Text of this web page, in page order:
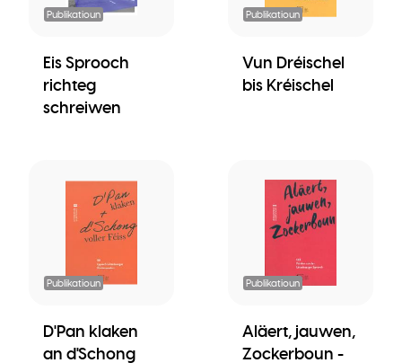
Publikatioun
Eis Sprooch
richteg
schreiwen
Publikatioun
Vun Dréischel
bis Kréischel
Publikatioun
D'Pan klaken
an d'Schong
Publikatioun
Aläert, jauwen,
Zockerboun -